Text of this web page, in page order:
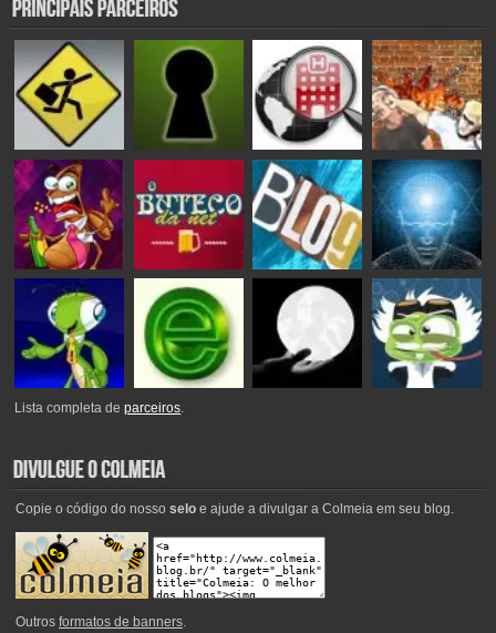
Lista completa deparceiros.
Copie o código do nosso seloe ajude a divulgar a Colmeia em seu blog.
Outros formatos de banners.